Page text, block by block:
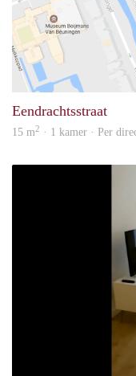
Eendrachtsstraat
15 m2 · 1 kamer · Per